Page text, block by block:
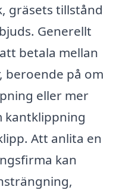
gräsets tillstånd
Generellt
betala mellan
beroende på om
eller mer
kantklippning
Att anlita en
kan